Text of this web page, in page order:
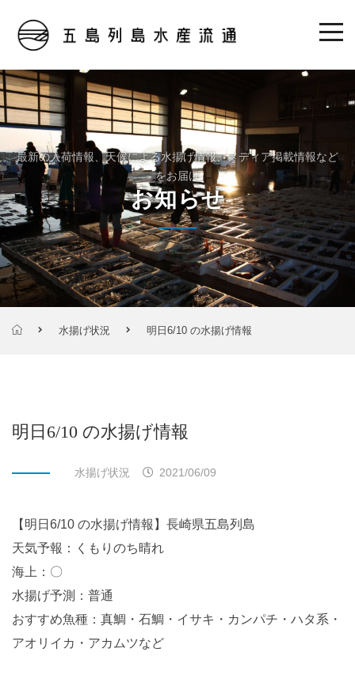
最新の入荷情報、天候による水揚げ情報、メディア掲載情報など
をお届け
お知らせ
水揚げ状況 明日6/10 の水揚げ情報
明日6/10 の水揚げ情報
水揚げ状況 2021/06/09
【明日6/10 の水揚げ情報】長崎県五島列島
天気予報：くもりのち晴れ
海上：〇
水揚げ予測：普通
おすすめ魚種：真鯛・石鯛・イサキ・カンパチ・ハタ系・
アオリイカ・アカムツなど